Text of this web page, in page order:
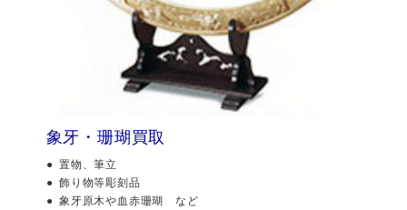
象牙・珊瑚買取
置物、筆立
飾り物等彫刻品
象牙原木や血赤珊瑚 など